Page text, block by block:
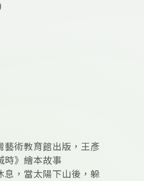
藝術教育館出版，王彥
時》繪本故事
息，當太陽下山後，躲